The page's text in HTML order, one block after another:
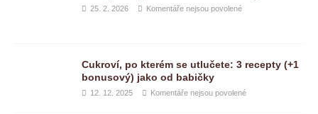
25. 2. 2026 Komentáře nejsou povolené
Cukroví, po kterém se utlučete: 3 recepty (+1
bonusový) jako od babičky
12. 12. 2025 Komentáře nejsou povolené